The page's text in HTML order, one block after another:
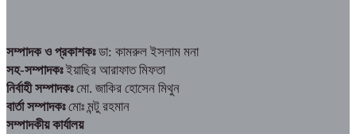
সম্পাদক ও প্রকাশকঃডা: কামরুল ইসলাম মনা
সহ-সম্পাদকঃইয়াছির আরাফাত মিফতা
নির্বাহী সম্পাদকঃমো. জাকির হোসেন মিথুন
বার্তা সম্পাদকঃমোঃ মন্টু রহমান
সম্পাদকীয় কার্যালয়